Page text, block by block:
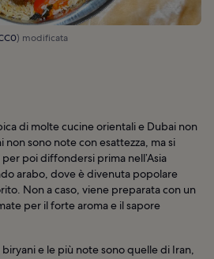
) modificata
di molte cucine orientali e Dubai non
non sono note con esattezza, ma si
poi diffondersi prima nell’Asia
arabo, dove è divenuta popolare
Non a caso, viene preparata con un
per il forte aroma e il sapore
e le più note sono quelle di Iran,